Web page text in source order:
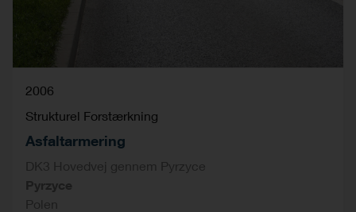
2006
Strukturel Forstærkning
Asfaltarmering
DK3 Hovedvej gennem Pyrzyce
Pyrzyce
Polen